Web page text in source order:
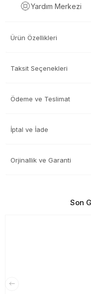
Yardım Merkezi
Ürün Özellikleri
Taksit Seçenekleri
Ödeme ve Teslimat
İptal ve İade
Orjinallik ve Garanti
Son